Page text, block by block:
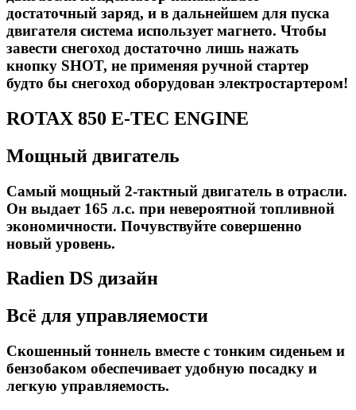
достаточный заряд, и в дальнейшем для пуска
двигателя система использует магнето. Чтобы
завести снегоход достаточно лишь нажать
кнопку SHOT, не применяя ручной стартер
будто бы снегоход оборудован электростартером!
ROTAX 850 E-TEC ENGINE
Мощный двигатель
Самый мощный 2-тактный двигатель в отрасли.
Он выдает 165 л.с. при невероятной топливной
экономичности. Почувствуйте совершенно
новый уровень.
Radien DS дизайн
Всё для управляемости
Скошенный тоннель вместе с тонким сиденьем и
бензобаком обеспечивает удобную посадку и
легкую управляемость.